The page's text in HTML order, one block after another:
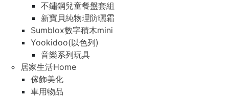
不鏽鋼兒童餐盤套組
新寶貝純物理防曬霜
Sumblox數字積木mini
Yookidoo(以色列)
音樂系列玩具
居家生活Home
傢飾美化
車用物品